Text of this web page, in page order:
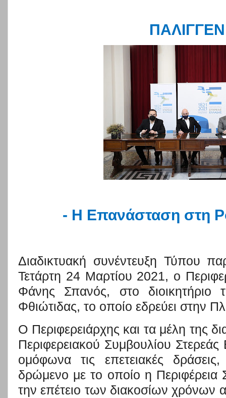
- H Επανάσταση στη
Διαδικτυακή συνέντευξη Τύπου
Τετάρτη 24 Μαρτίου 2021, ο
Φάνης Σπανός, στο διοικητήριο
Φθιώτιδας, το οποίο εδρεύει στην
Ο Περιφερειάρχης και τα μέλη της
Περιφερειακού Συμβουλίου
ομόφωνα τις επετειακές
δρώμενο με το οποίο η
την επέτειο των διακοσίων χρόνων